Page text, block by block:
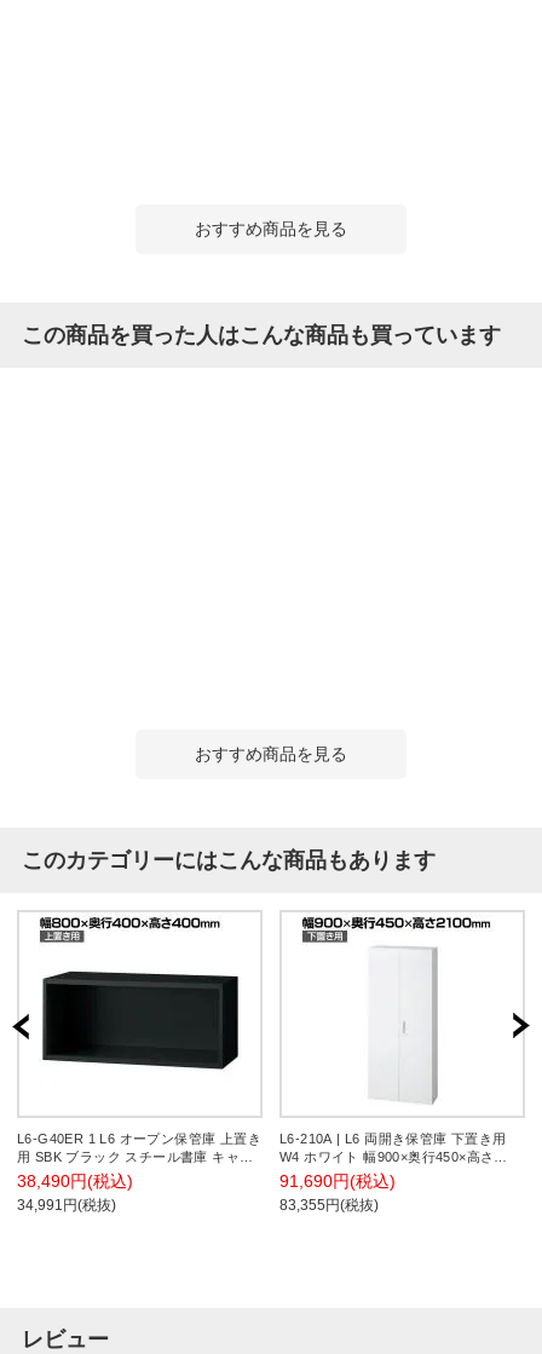
おすすめ商品を見る
この商品を買った人はこんな商品も買っています
おすすめ商品を見る
このカテゴリーにはこんな商品もあります
L6-G40ER 1 L6 オープン保管庫 上置き
用 SBK ブラック スチール書庫 キャビ
ネット 幅800×奥行400×高さ400mm 国
産 収納 プラス(PLUS)
38,490円(税込)
34,991円(税抜)
L6-210A | L6 両開き保管庫 下置き用
W4 ホワイト 幅900×奥行450×高さ
2100mm プラス(PULS)
91,690円(税込)
83,355円(税抜)
レビュー